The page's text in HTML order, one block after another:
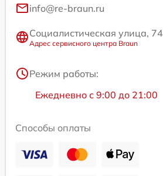
info@re-braun.ru
Социалистическая улица, 74
Адрес сервисного центра Braun
Режим работы:
Ежедневно с 9:00 до 21:00
Способы оплаты